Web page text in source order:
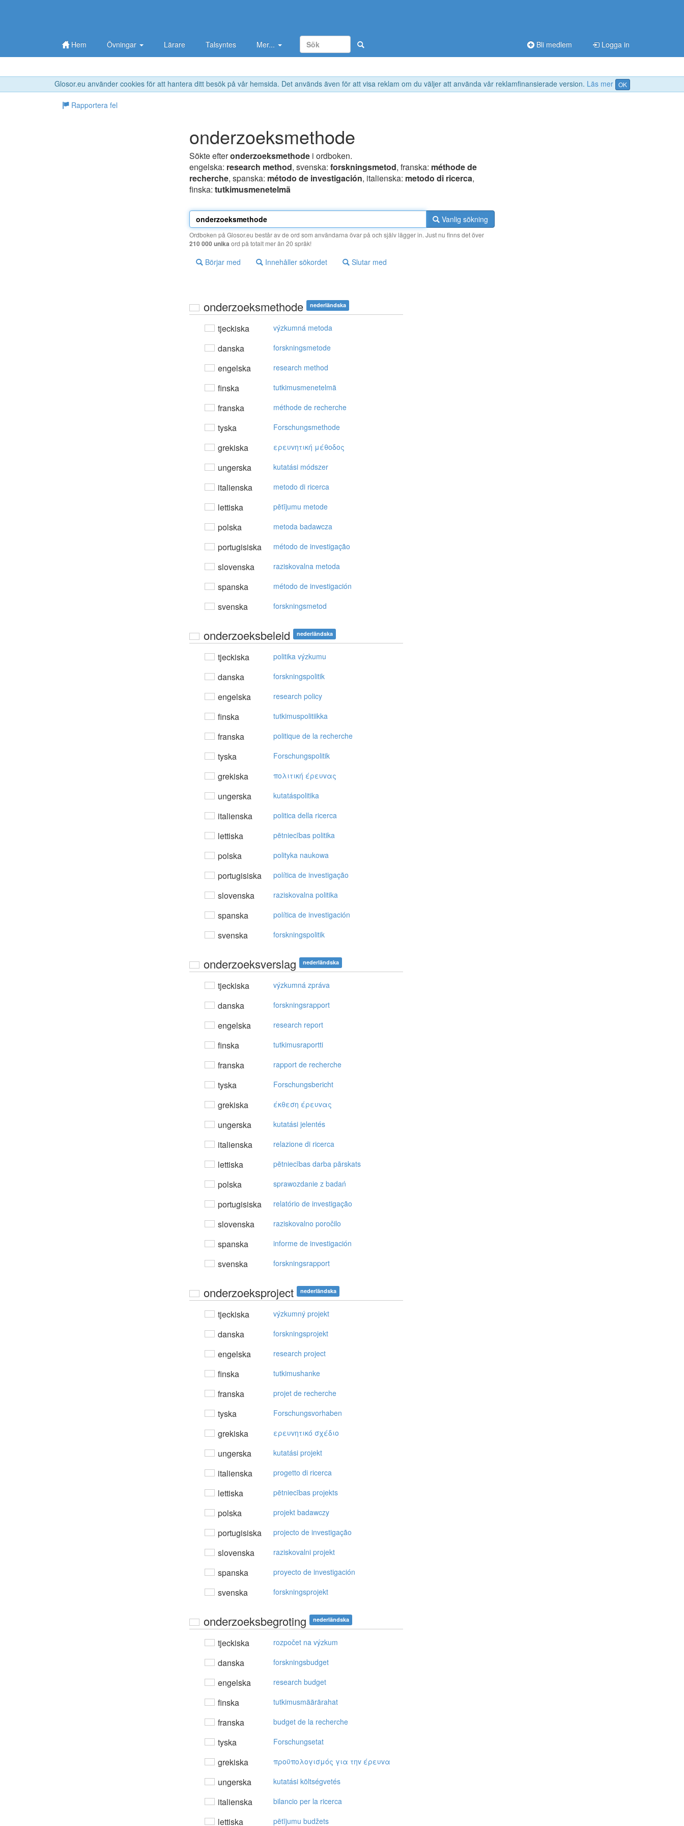
Glosor.eu använder cookies för att hantera ditt besök på vår hemsida. Det används även för att visa reklam om du väljer att använda vår reklamfinansierade version. Läs mer OK
Hem Övningar Lärare Talsyntes Mer... Bli medlem Logga in
Rapportera fel
onderzoeksmethode
Sökte efteronderzoeksmethode i ordboken.
engelska: research method, svenska: forskningsmetod, franska: méthode de
recherche, spanska: método de investigación, italienska: metodo di ricerca,
finska: tutkimusmenetelmä
Vanlig sökning
Ordboken på Glosor.eu består av de ord som användarna övar på och själv lägger in. Just nu finns det över
210 000 unika ord på totalt mer än 20 språk!
Börjar med Innehåller sökordet Slutar med
onderzoeksmethode nederländska
tjeckiska výzkumná metoda
danska forskningsmetode
engelska research method
finska tutkimusmenetelmä
franska méthode de recherche
tyska Forschungsmethode
grekiska ερευvητική μέθoδoς
ungerska kutatási módszer
italienska metodo di ricerca
lettiska pētījumu metode
polska metoda badawcza
portugisiska método de investigação
slovenska raziskovalna metoda
spanska método de investigación
svenska forskningsmetod
onderzoeksbeleid nederländska
tjeckiska politika výzkumu
danska forskningspolitik
engelska research policy
finska tutkimuspolitiikka
franska politique de la recherche
tyska Forschungspolitik
grekiska πoλιτική έρευvας
ungerska kutatáspolitika
italienska politica della ricerca
lettiska pētniecības politika
polska polityka naukowa
portugisiska política de investigação
slovenska raziskovalna politika
spanska política de investigación
svenska forskningspolitik
onderzoeksverslag nederländska
tjeckiska výzkumná zpráva
danska forskningsrapport
engelska research report
finska tutkimusraportti
franska rapport de recherche
tyska Forschungsbericht
grekiska έκθεση έρευvας
ungerska kutatási jelentés
italienska relazione di ricerca
lettiska pētniecības darba pārskats
polska sprawozdanie z badań
portugisiska relatório de investigação
slovenska raziskovalno poročilo
spanska informe de investigación
svenska forskningsrapport
onderzoeksproject nederländska
tjeckiska výzkumný projekt
danska forskningsprojekt
engelska research project
finska tutkimushanke
franska projet de recherche
tyska Forschungsvorhaben
grekiska ερευvητικό σχέδιo
ungerska kutatási projekt
italienska progetto di ricerca
lettiska pētniecības projekts
polska projekt badawczy
portugisiska projecto de investigação
slovenska raziskovalni projekt
spanska proyecto de investigación
svenska forskningsprojekt
onderzoeksbegroting nederländska
tjeckiska rozpočet na výzkum
danska forskningsbudget
engelska research budget
finska tutkimusmäärärahat
franska budget de la recherche
tyska Forschungsetat
grekiska πρoϋπoλoγισμός για τηv έρευvα
ungerska kutatási költségvetés
italienska bilancio per la ricerca
lettiska pētījumu budžets